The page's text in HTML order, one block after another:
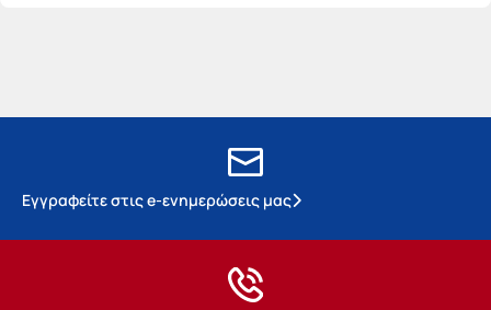
Εγγραφείτε στις e-ενημερώσεις μας